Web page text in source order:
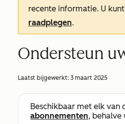
recente informatie. U
raadplegen.
Ondersteun
Laatst bijgewerkt: 3 maart 2025
Beschikbaar met elk van
abonnementen, behalve